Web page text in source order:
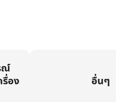
ณ์
รื่อง
อื่นๆ